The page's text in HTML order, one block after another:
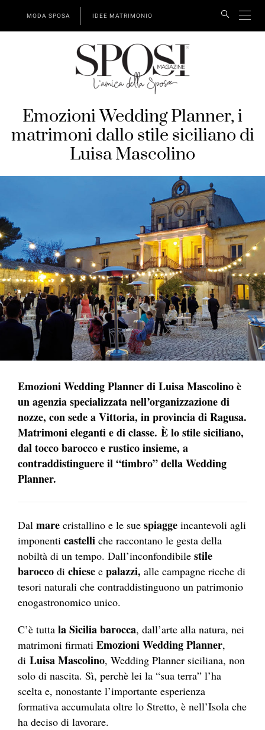
MODA SPOSA IDEE MATRIMONIO
Emozioni Wedding Planner, i
matrimoni dallo stile siciliano di
Luisa Mascolino
Emozioni Wedding Planner di Luisa Mascolino è
un agenzia specializzata nell’organizzazione di
nozze, con sede a Vittoria, in provincia di Ragusa.
Matrimoni eleganti e di classe. È lo stile siciliano,
dal tocco barocco e rustico insieme, a
contraddistinguere il “timbro” della Wedding
Planner.
Dal mare cristallino e le sue spiagge incantevoli agli
imponenti castelli che raccontano le gesta della
nobiltà di un tempo. Dall’inconfondibile stile
barocco di chiese e palazzi, alle campagne ricche di
tesori naturali che contraddistinguono un patrimonio
enogastronomico unico.
C’è tutta la Sicilia barocca, dall’arte alla natura, nei
matrimoni firmati Emozioni Wedding Planner,
di Luisa Mascolino, Wedding Planner siciliana, non
solo di nascita. Sì, perchè lei la “sua terra” l’ha
scelta e, nonostante l’importante esperienza
formativa accumulata oltre lo Stretto, è nell’Isola che
ha deciso di lavorare.